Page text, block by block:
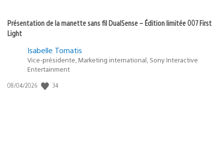
Présentation de la manette sans fil DualSense – Édition limitée 007 First
Light
Isabelle Tomatis
Vice-présidente, Marketing international, Sony Interactive
Entertainment
Date
08/04/2026 34